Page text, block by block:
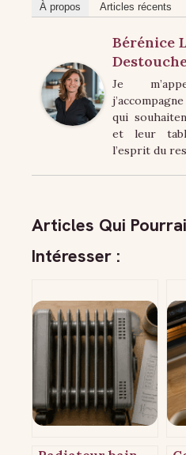
À propos Articles récents
Bérénice
Je
qui
et leur
l’esprit du
Articles Qui
Intéresser :